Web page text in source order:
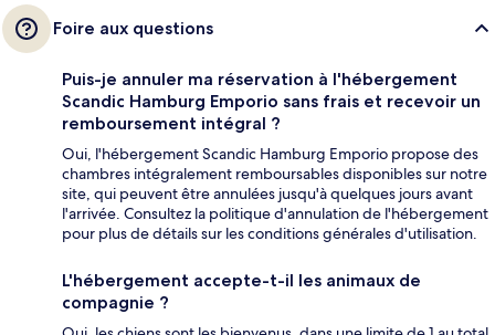
Foire aux questions
Puis-je annuler ma réservation à l'hébergement
Scandic Hamburg Emporio sans frais et recevoir un
remboursement intégral ?
Oui, l'hébergement Scandic Hamburg Emporio propose des
chambres intégralement remboursables disponibles sur notre
site, qui peuvent être annulées jusqu'à quelques jours avant
l'arrivée. Consultez la politique d'annulation de l'hébergement
pour plus de détails sur les conditions générales d'utilisation.
L'hébergement accepte-t-il les animaux de
compagnie ?